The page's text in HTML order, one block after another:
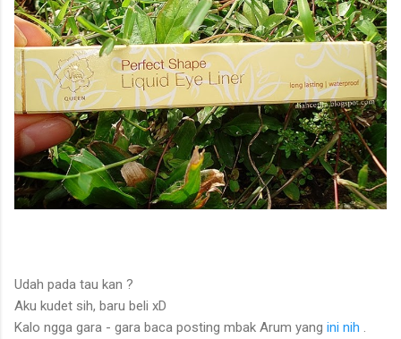
Udah pada tau kan ?
Aku kudet sih, baru beli xD
Kalo ngga gara - gara baca posting mbak Arum yang ini nih